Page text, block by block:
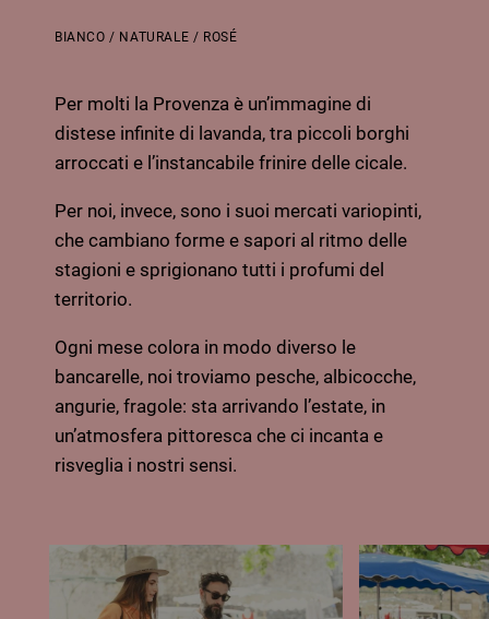
BIANCO / NATURALE / ROSÉ
Per molti la Provenza è un’immagine di
distese infinite di lavanda, tra piccoli borghi
arroccati e l’instancabile frinire delle cicale.
Per noi, invece, sono i suoi mercati variopinti,
che cambiano forme e sapori al ritmo delle
stagioni e sprigionano tutti i profumi del
territorio.
Ogni mese colora in modo diverso le
bancarelle, noi troviamo pesche, albicocche,
angurie, fragole: sta arrivando l’estate, in
un’atmosfera pittoresca che ci incanta e
risveglia i nostri sensi.